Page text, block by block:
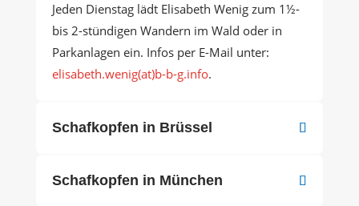
Jeden Dienstag lädt Elisabeth Wenig zum 1½-
bis 2-stündigen Wandern im Wald oder in
Parkanlagen ein. Infos per E-Mail unter:
elisabeth.wenig(at)b-b-g.info.
Schafkopfen in Brüssel
Schafkopfen in München